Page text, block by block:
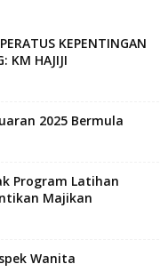
KEPENTINGAN
KM HAJIJI
2025 Bermula
Program Latihan
Majikan
Wanita